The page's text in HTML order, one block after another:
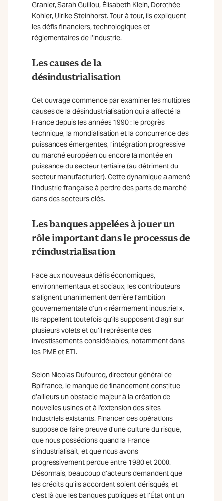
Granier,Sarah Guillou, Élisabeth Klein, Dorothée
Kohler, Ulrike Steinhorst. Tour à tour, ils expliquent
les défis financiers, technologiques et
réglementaires de l’industrie.
Les causes de la
désindustrialisation
Cet ouvrage commence par examiner les multiples
causes de la désindustrialisation qui a affecté la
France depuis les années 1990 : le progrès
technique, la mondialisation et la concurrence des
puissances émergentes, l’intégration progressive
du marché européen ou encore la montée en
puissance du secteur tertiaire (au détriment du
secteur manufacturier). Cette dynamique a amené
l’industrie française à perdre des parts de marché
dans des secteurs clés.
Les banques appelées à jouer un
rôle important dans le processus de
réindustrialisation
Face aux nouveaux défis économiques,
environnementaux et sociaux, les contributeurs
s’alignent unanimement derrière l’ambition
gouvernementale d’un « réarmement industriel ».
Ils rappellent toutefois qu’ils supposent d’agir sur
plusieurs volets et qu’il représente des
investissements considérables, notamment dans
les PME et ETI.
Selon Nicolas Dufourcq, directeur général de
Bpifrance, le manque de financement constitue
d’ailleurs un obstacle majeur à la création de
nouvelles usines et à l’extension des sites
industriels existants. Financer ces opérations
suppose de faire preuve d’une culture du risque,
que nous possédions quand la France
s’industrialisait, et que nous avons
progressivement perdue entre 1980 et 2000.
Désormais, beaucoup d’acteurs demandent que
les crédits qu’ils accordent soient dérisqués, et
c’est là que les banques publiques et l’État ont un